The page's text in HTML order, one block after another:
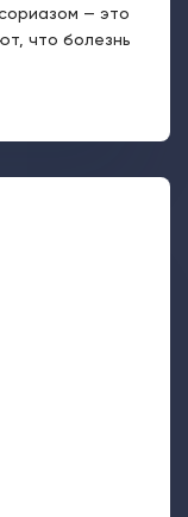
— это
что болезнь